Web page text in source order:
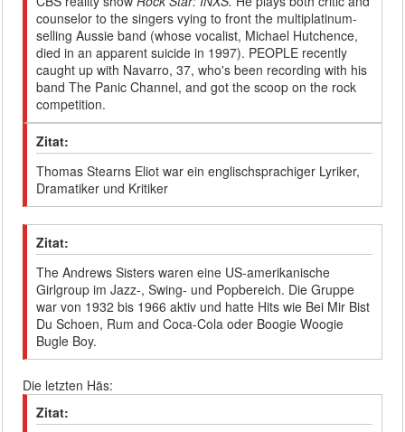
counselor to the singers vying to front the multiplatinum-
selling Aussie band (whose vocalist, Michael Hutchence,
died in an apparent suicide in 1997). PEOPLE recently
caught up with Navarro, 37, who's been recording with his
band The Panic Channel, and got the scoop on the rock
competition.
Zitat:
Thomas Stearns Eliot war ein englischsprachiger Lyriker,
Dramatiker und Kritiker
Zitat:
The Andrews Sisters waren eine US-amerikanische
Girlgroup im Jazz-, Swing- und Popbereich. Die Gruppe
war von 1932 bis 1966 aktiv und hatte Hits wie Bei Mir Bist
Du Schoen, Rum and Coca-Cola oder Boogie Woogie
Bugle Boy.
Die letzten Häs:
Zitat: